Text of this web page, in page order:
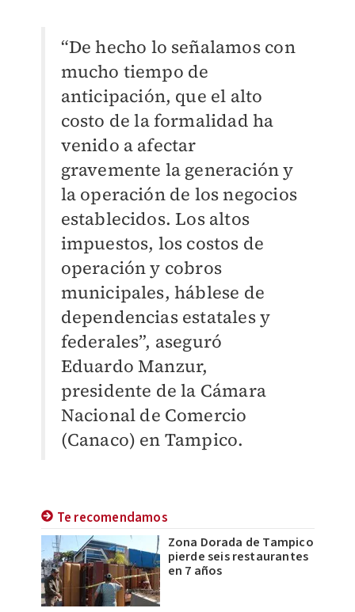
“De hecho lo señalamos con
mucho tiempo de
anticipación, que el alto
costo de la formalidad ha
venido a afectar
gravemente la generación y
la operación de los negocios
establecidos. Los altos
impuestos, los costos de
operación y cobros
municipales, háblese de
dependencias estatales y
federales”, aseguró
Eduardo Manzur,
presidente de la Cámara
Nacional de Comercio
(Canaco) en Tampico.
Te recomendamos
Zona Dorada de Tampico
pierde seis restaurantes
en 7 años